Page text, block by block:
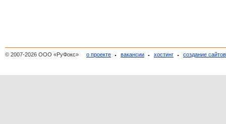
© 2007-2026 ООО «РуФокс» о проекте вакансии хостинг создание сайтов